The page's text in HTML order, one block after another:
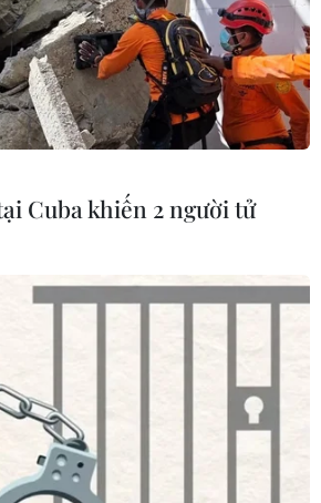
Cuba khiến 2 người tử